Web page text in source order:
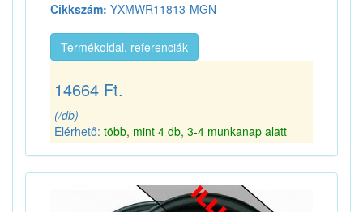
Cikkszám: YXMWR11813-MGN
Termékoldal, referenciák
14664 Ft.
(/db)
Elérhető: több, mint 4 db, 3-4 munkanap alatt